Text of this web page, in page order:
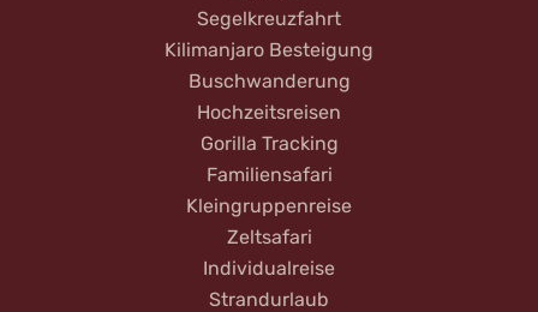
Segelkreuzfahrt
Kilimanjaro Besteigung
Buschwanderung
Hochzeitsreisen
Gorilla Tracking
Familiensafari
Kleingruppenreise
Zeltsafari
Individualreise
Strandurlaub